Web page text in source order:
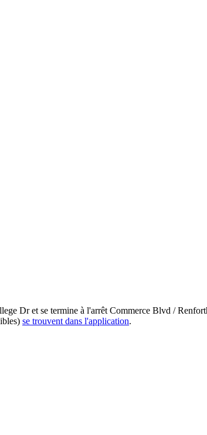
Dr et se termine à l'arrêt Commerce Blvd /
se trouvent dans l'application.